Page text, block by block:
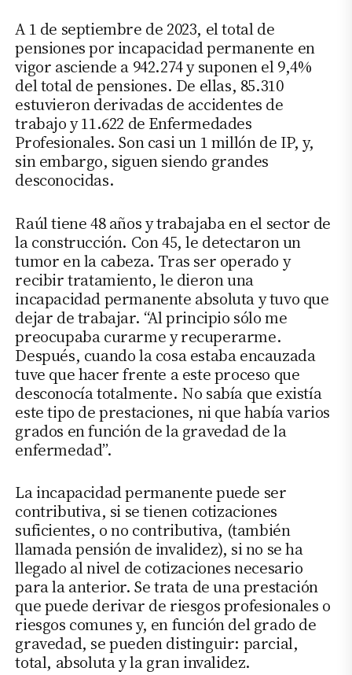
A 1 de septiembre de 2023, el total de
pensiones por incapacidad permanente en
vigor asciende a 942.274 y suponen el 9,4%
del total de pensiones. De ellas, 85.310
estuvieron derivadas de accidentes de
trabajo y 11.622 de Enfermedades
Profesionales. Son casi un 1 millón de IP, y,
sin embargo, siguen siendo grandes
desconocidas.
Raúl tiene 48 años y trabajaba en el sector de
la construcción. Con 45, le detectaron un
tumor en la cabeza. Tras ser operado y
recibir tratamiento, le dieron una
incapacidad permanente absoluta y tuvo que
dejar de trabajar. “Al principio sólo me
preocupaba curarme y recuperarme.
Después, cuando la cosa estaba encauzada
tuve que hacer frente a este proceso que
desconocía totalmente. No sabía que existía
este tipo de prestaciones, ni que había varios
grados en función de la gravedad de la
enfermedad”.
La incapacidad permanente puede ser
contributiva, si se tienen cotizaciones
suficientes, o no contributiva, (también
llamada pensión de invalidez), si no se ha
llegado al nivel de cotizaciones necesario
para la anterior. Se trata de una prestación
que puede derivar de riesgos profesionales o
riesgos comunes y, en función del grado de
gravedad, se pueden distinguir: parcial,
total, absoluta y la gran invalidez.